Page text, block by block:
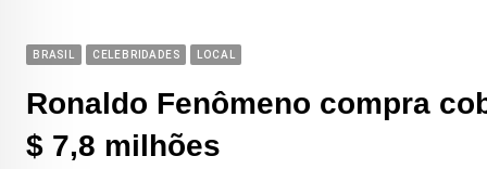
BRASIL CELEBRIDADES LOCAL
Ronaldo Fenômeno compra
$ 7,8 milhões